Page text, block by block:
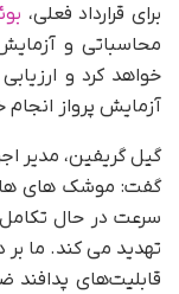
برای قرارداد فعلی،
خواهد کرد و
آزمایش پرواز انجام
گیل گریفین، مدیر
گفت: موشک های
سرعت در حال
تهدید می کند. ما بر
قابلیت‌های